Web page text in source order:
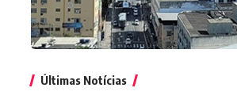
Últimas Notícias